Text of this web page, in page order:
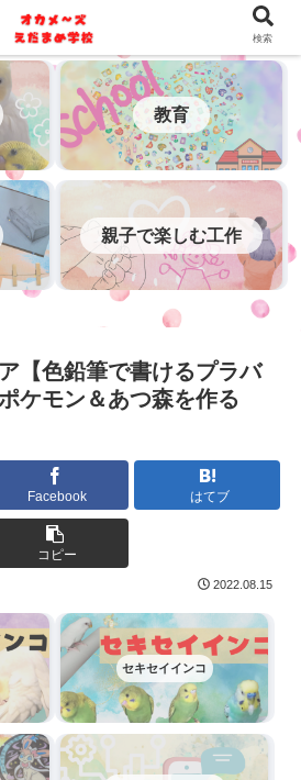
教育
親子で楽しむ工作
【色鉛筆で書けるプラバ
ケモン＆あつ森を作る
Facebook はてブ
コピー
2022.08.15
セキセイインコ
検索